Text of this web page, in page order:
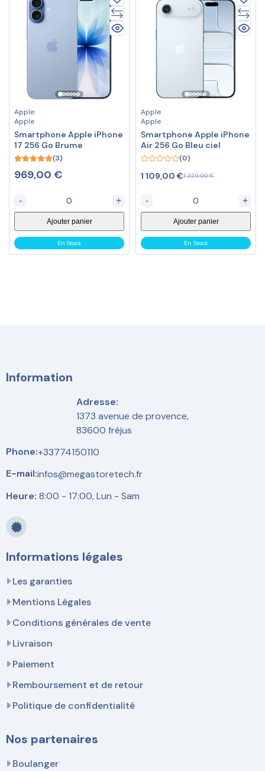
Apple
Apple
Smartphone Apple iPhone
17 256 Go Brume
out of 5
(3)
969,00 €
- +
Ajouter panier
En Stock
Apple
Apple
Smartphone Apple iPhone
Air 256 Go Bleu ciel
out
(0)
1 229,00€
1 109,00 €
- +
Ajouter panier
En Stock
Information
Adresse:
1373 avenue de provence,
83600 fréjus
Phone:+33774150110
E-mail:infos@megastoretech.fr
Heure: 8:00 - 17:00, Lun - Sam
Informations légales
Les garanties
Mentions Légales
Conditions générales de vente
Livraison
Paiement
Remboursement et de retour
Politique de confidentialité
Nos partenaires
Boulanger